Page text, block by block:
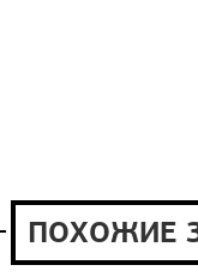
ПОХОЖИЕ